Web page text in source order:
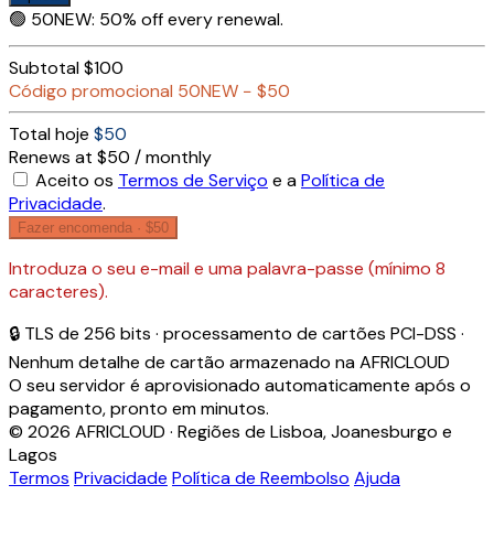
🟢 50NEW: 50% off every renewal.
Subtotal$100
Código promocional 50NEW − $50
Total hoje $50
Renews at $50 / monthly
Aceito os Termos de Serviço e aPolítica de
Privacidade.
Fazer encomenda · $50
Introduza o seu e-mail e uma palavra-passe (mínimo 8
caracteres).
🔒 TLS de 256 bits · processamento de cartões PCI-DSS ·
Nenhum detalhe de cartão armazenado na AFRICLOUD
O seu servidor é aprovisionado automaticamente após o
pagamento, pronto em minutos.
© 2026 AFRICLOUD · Regiões de Lisboa, Joanesburgo e
Lagos
Termos Privacidade Política de Reembolso Ajuda